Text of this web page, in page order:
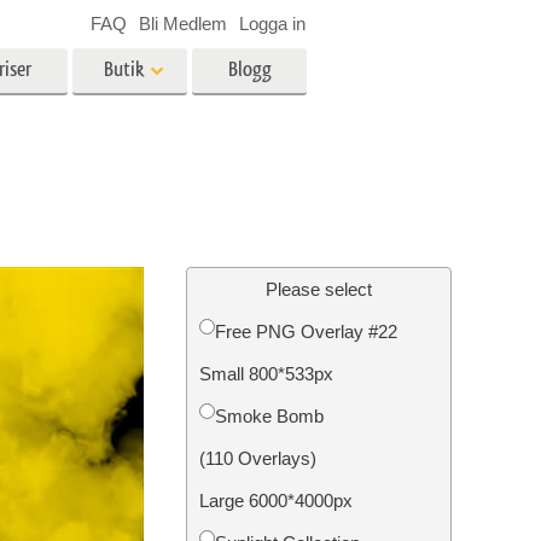
Foto restaurering
Butik Blogg
FAQ Bli Medlem Logga in
Please select
Free PNG Overlay #22
Small 800*533px
Smoke Bomb
(110 Overlays)
Large 6000*4000px